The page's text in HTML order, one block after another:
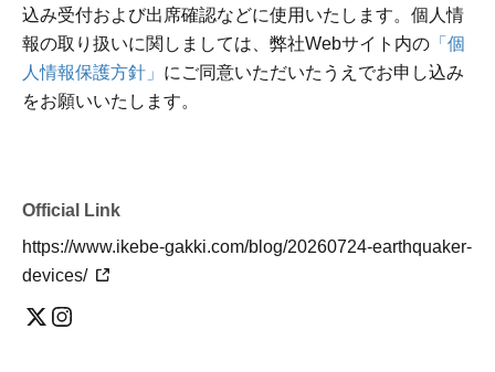
込み受付および出席確認などに使用いたします。個人情
報の取り扱いに関しましては、弊社Webサイト内の 「個
人情報保護方針」 にご同意いただいたうえでお申し込み
をお願いいたします。
Official Link
https://www.ikebe-gakki.com/blog/20260724-earthquaker-
devices/